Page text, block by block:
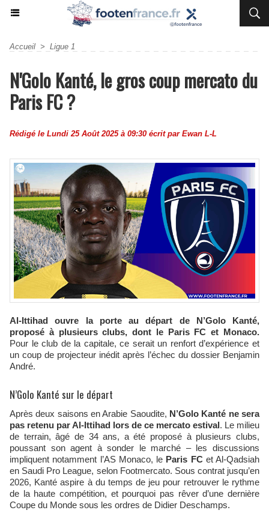
Accueil > Ligue 1
N'Golo Kanté, le gros coup mercato du
Paris FC ?
Rédigé le Lundi 25 Août 2025 à 09:30 écrit par Ewan L-L
Al-Ittihad ouvre la porte au départ de N’Golo Kanté,
proposé à plusieurs clubs, dont le Paris FC et Monaco.
Pour le club de la capitale, ce serait un renfort d’expérience et
un coup de projecteur inédit après l’échec du dossier Benjamin
André.
N’Golo Kanté sur le départ
Après deux saisons en Arabie Saoudite, N’Golo Kanté ne sera
pas retenu par Al-Ittihad lors de ce mercato estival. Le milieu
de terrain, âgé de 34 ans, a été proposé à plusieurs clubs,
poussant son agent à sonder le marché – les discussions
impliquent notamment l’AS Monaco, le Paris FCet Al-Qadsiah
en Saudi Pro League, selon Footmercato. Sous contrat jusqu’en
2026, Kanté aspire à du temps de jeu pour retrouver le rythme
de la haute compétition, et pourquoi pas rêver d’une dernière
Coupe du Monde sous les ordres de Didier Deschamps.